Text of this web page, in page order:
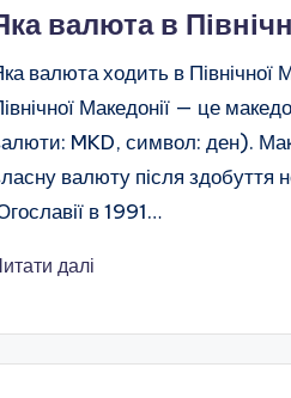
валюта в
валюта ходить в Північної
Македонії — це
MKD, символ: ден).
валюту після здобуття
в 1991…
далі